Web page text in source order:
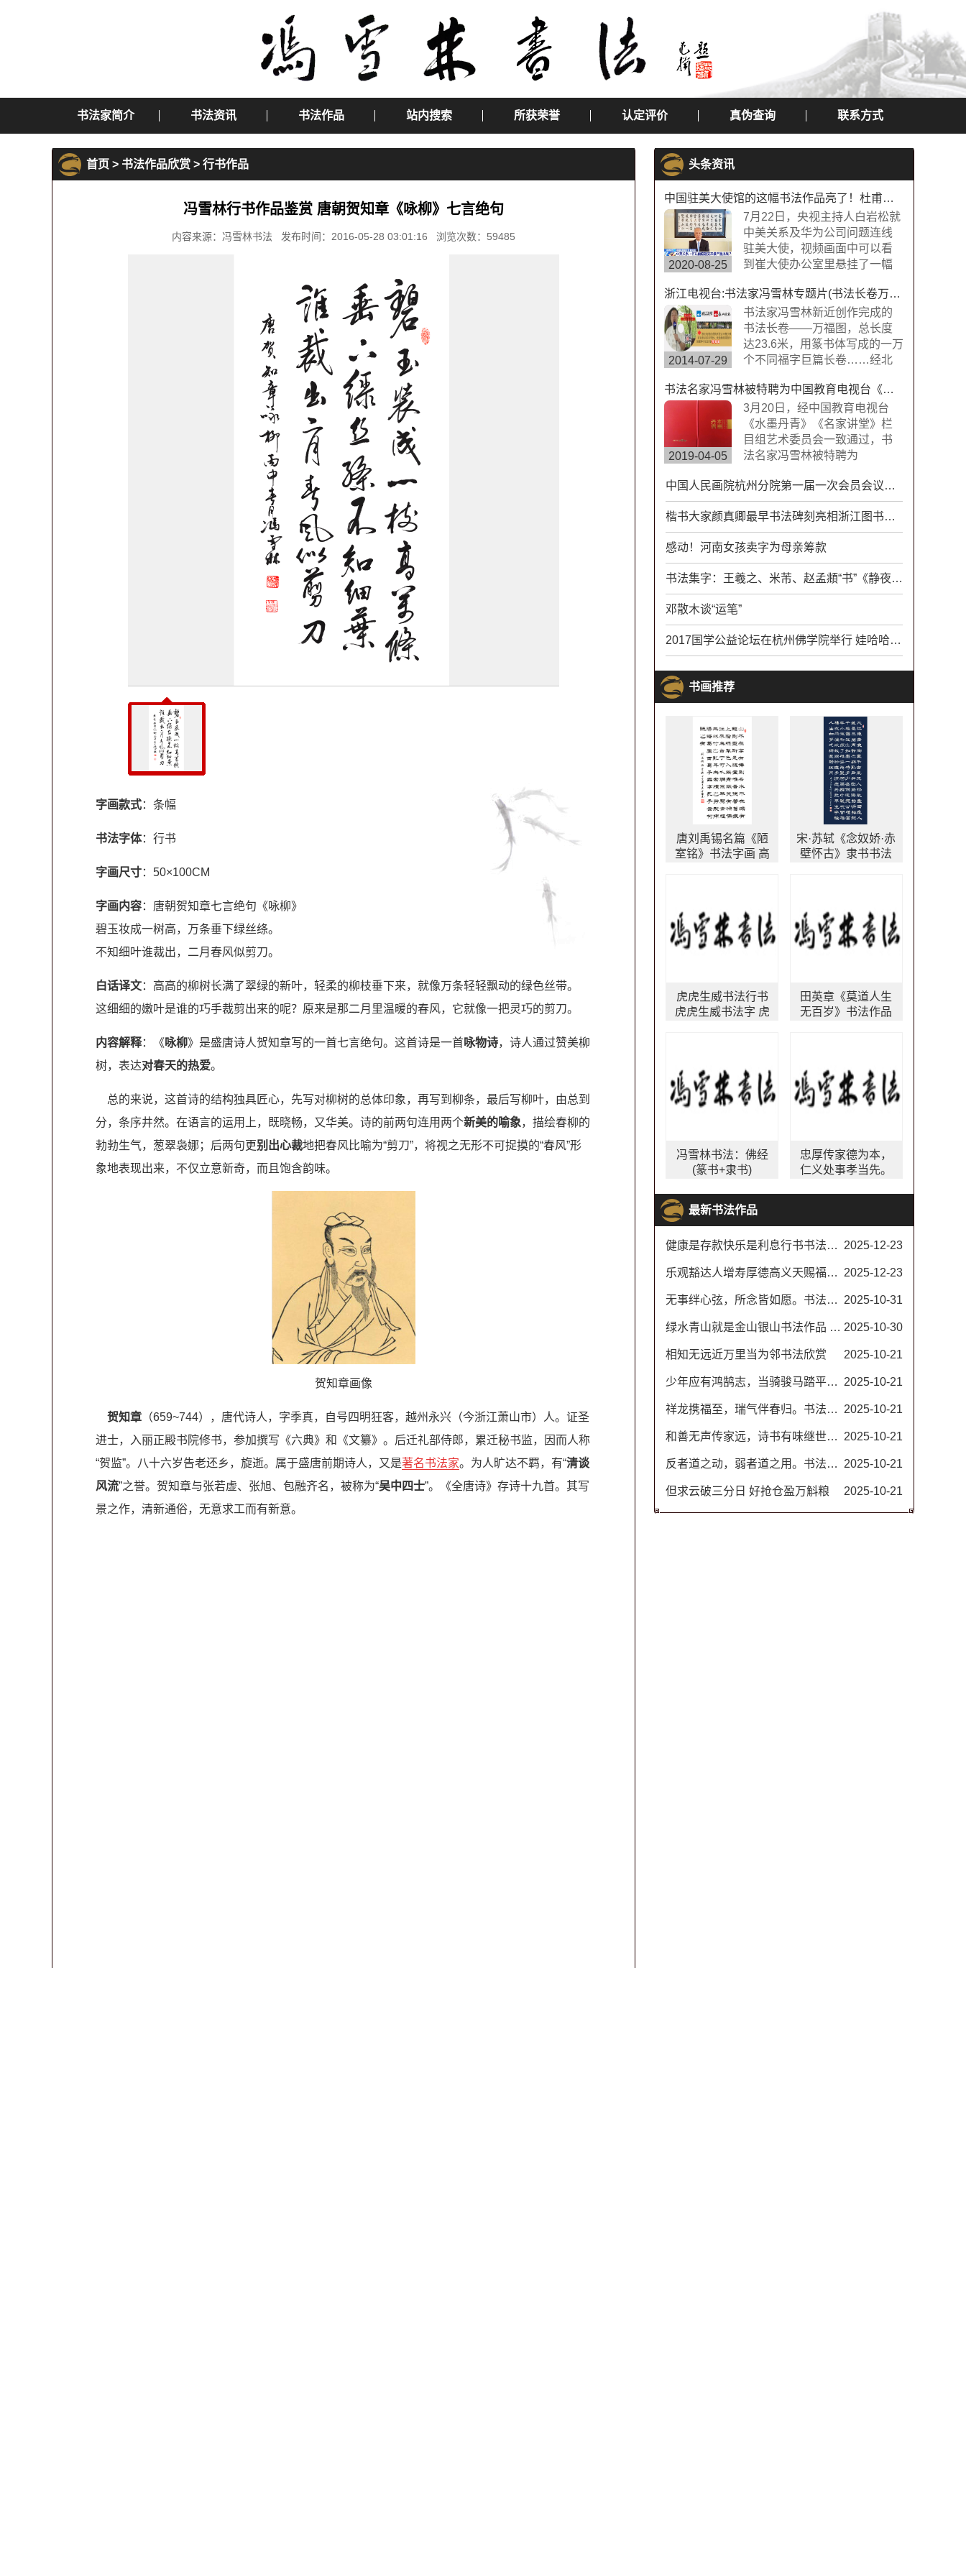
书法家简介 书法资讯 书法作品 站内搜索 所获荣誉 认定评价 真伪查询 联系方式
首页 > 书法作品欣赏 > 行书作品
冯雪林行书作品鉴赏 唐朝贺知章《咏柳》七言绝句
内容来源：冯雪林书法 发布时间：2016-05-28 03:01:16 浏览次数：59485
字画款式：条幅
书法字体：行书
字画尺寸：50×100CM
字画内容：唐朝贺知章七言绝句《咏柳》
碧玉妆成一树高，万条垂下绿丝绦。
不知细叶谁裁出，二月春风似剪刀。
白话译文：高高的柳树长满了翠绿的新叶，轻柔的柳枝垂下来，就像万条轻轻飘动的绿色丝带。
这细细的嫩叶是谁的巧手裁剪出来的呢？原来是那二月里温暖的春风，它就像一把灵巧的剪刀。
内容解释：《咏柳》是盛唐诗人贺知章写的一首七言绝句。这首诗是一首咏物诗，诗人通过赞美柳
树，表达对春天的热爱。
总的来说，这首诗的结构独具匠心，先写对柳树的总体印象，再写到柳条，最后写柳叶，由总到
分，条序井然。在语言的运用上，既晓畅，又华美。诗的前两句连用两个新美的喻象，描绘春柳的
勃勃生气，葱翠袅娜；后两句更别出心裁地把春风比喻为“剪刀”，将视之无形不可捉摸的“春风”形
象地表现出来，不仅立意新奇，而且饱含韵味。
贺知章画像
贺知章 （659~744），唐代诗人，字季真，自号四明狂客，越州永兴（今浙江萧山市）人。证圣
进士，入丽正殿书院修书，参加撰写《六典》和《文纂》。后迁礼部侍郎，累迁秘书监，因而人称
“贺监”。八十六岁告老还乡，旋逝。属于盛唐前期诗人，又是著名书法家。为人旷达不羁，有“清谈
风流”之誉。贺知章与张若虚、张旭、包融齐名，被称为“吴中四士”。《全唐诗》存诗十九首。其写
景之作，清新通俗，无意求工而有新意。
头条资讯
中国驻美大使馆的这幅书法作品亮了！杜甫望岳书法作品
2020-08-25
7月22日，央视主持人白岩松就
中美关系及华为公司问题连线
驻美大使，视频画面中可以看
到崔大使办公室里悬挂了一幅
甫的《望岳》，极具内涵，这
幅作品的书法字体是典型欧体
楷书，方圆兼备、严谨工整、
挺劲险峻。
浙江电视台:书法家冯雪林专题片(书法长卷万福图)
2014-07-29
书法家冯雪林新近创作完成的
书法长卷——万福图，总长度
达23.6米，用篆书体写成的一万
个不同福字巨篇长卷……经北
今为止世界上唯一的福字长篇
书法作品，具有很高的搜藏价
值。浙江卫视拍摄组来到杭州
余杭径山风情小镇专门拍摄了
此次专题片。
书法名家冯雪林被特聘为中国教育电视台《水墨丹青》《名家讲堂》栏目组签约艺术家
2019-04-05
3月20日，经中国教育电视台
《水墨丹青》《名家讲堂》栏
目组艺术委员会一致通过，书
法名家冯雪林被特聘为
堂》栏目组签约艺术家。中国
教育电视台《水墨丹青》是以
“弘扬中华传统文化，传承水墨
艺术精髓”为宗旨，展示现代中
国书画艺术发展变化的大型电
视文化栏目。
中国人民画院杭州分院第一届一次会员会议成功举行
楷书大家颜真卿最早书法碑刻亮相浙江图书馆唐代墓志书法精品展！
感动！河南女孩卖字为母亲筹款
书法集字：王羲之、米芾、赵孟頫“书”《静夜思》，谁更胜一筹？
邓散木谈“运笔”
2017国学公益论坛在杭州佛学院举行 娃哈哈快消品创意承载国学文化
书画推荐
唐刘禹锡名篇《陋
室铭》书法字画 高
宋·苏轼《念奴娇·赤
壁怀古》隶书书法
虎虎生威书法行书
虎虎生威书法字 虎
田英章《莫道人生
无百岁》书法作品
冯雪林书法：佛经
(篆书+隶书)
忠厚传家德为本，
仁义处事孝当先。
最新书法作品
2025-12-23
健康是存款快乐是利息行书书法对联
2025-12-23
乐观豁达人增寿厚德高义天赐福书法楷书
2025-10-31
无事绊心弦，所念皆如愿。书法图片
2025-10-30
绿水青山就是金山银山书法作品 名家毛笔行书图片
2025-10-21
相知无远近万里当为邻书法欣赏
2025-10-21
少年应有鸿鹄志，当骑骏马踏平川。励志书法对联
2025-10-21
祥龙携福至，瑞气伴春归。书法春联
2025-10-21
和善无声传家远，诗书有味继世长。隶书书法欣赏 治家格言楹联
2025-10-21
反者道之动，弱者道之用。书法作品 道德经名句
2025-10-21
但求云破三分日 好抢仓盈万斛粮